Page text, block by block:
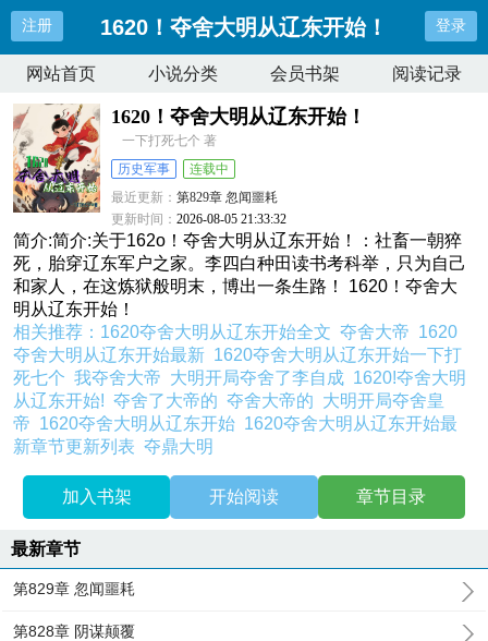
注册 1620！夺舍大明从辽东开始！ 登录
网站首页 小说分类 会员书架 阅读记录
1620！夺舍大明从辽东开始！
一下打死七个 著
历史军事
连载中
最近更新：第829章 忽闻噩耗
更新时间：2026-08-05 21:33:32
简介:简介:关于162o！夺舍大明从辽东开始！：社畜一朝猝
死，胎穿辽东军户之家。李四白种田读书考科举，只为自己
和家人，在这炼狱般明末，博出一条生路！ 1620！夺舍大
明从辽东开始！
相关推荐： 1620夺舍大明从辽东开始全文夺舍大帝 1620
夺舍大明从辽东开始最新 1620夺舍大明从辽东开始一下打
死七个我夺舍大帝 大明开局夺舍了李自成 1620!夺舍大明
从辽东开始!夺舍了大帝的夺舍大帝的 大明开局夺舍皇
帝 1620夺舍大明从辽东开始 1620夺舍大明从辽东开始最
新章节更新列表夺鼎大明
加入书架 开始阅读 章节目录
最新章节
第829章 忽闻噩耗
第828章 阴谋颠覆